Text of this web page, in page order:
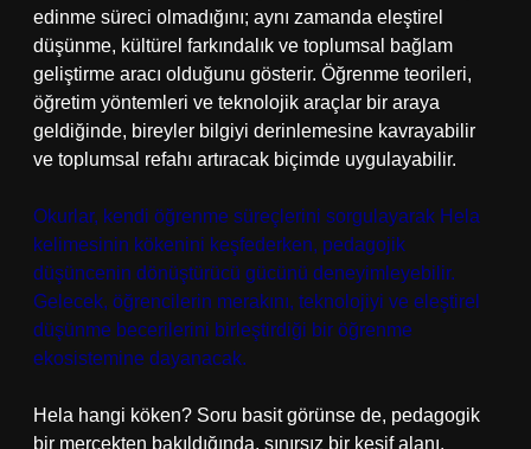
edinme süreci olmadığını; aynı zamanda eleştirel
düşünme, kültürel farkındalık ve toplumsal bağlam
geliştirme aracı olduğunu gösterir. Öğrenme teorileri,
öğretim yöntemleri ve teknolojik araçlar bir araya
geldiğinde, bireyler bilgiyi derinlemesine kavrayabilir
ve toplumsal refahı artıracak biçimde uygulayabilir.
Okurlar, kendi öğrenme süreçlerini sorgulayarak Hela
kelimesinin kökenini keşfederken, pedagojik
düşüncenin dönüştürücü gücünü deneyimleyebilir.
Gelecek, öğrencilerin merakını, teknolojiyi ve eleştirel
düşünme becerilerini birleştirdiği bir öğrenme
ekosistemine dayanacak.
Hela hangi köken? Soru basit görünse de, pedagogik
bir mercekten bakıldığında, sınırsız bir keşif alanı,